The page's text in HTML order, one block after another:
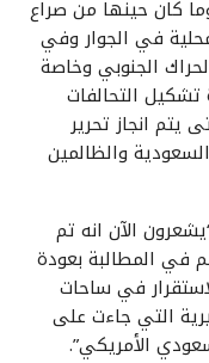
كان حينها من صراع
في الجوار وفي
الجنوبي وخاصة
تشكيل التحالفات
يتم انجاز تحرير
والظالمين
الآن انه تم
في المطالبة بعودة
في ساحات
التي جاءت على
الأمريكي”.